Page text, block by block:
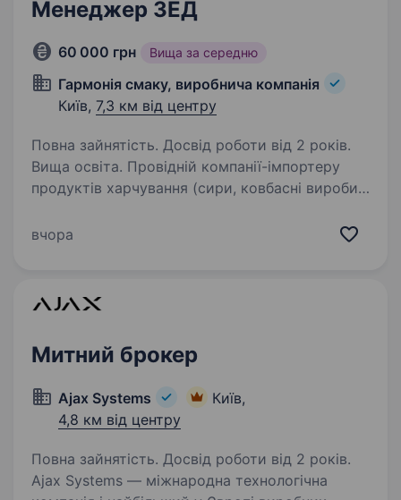
Менеджер ЗЕД
60 000 грн Вища за середню
Гармонія смаку, виробнича компанія
Київ, 7,3 км від центру
Повна зайнятість. Досвід роботи від 2 років.
Вища освіта. Провідній компанії-імпортеру
продуктів харчування (сири, ковбасні вироби,
ЗЕД.Обов’язки: Контроль, формування
вчора
Митний брокер
Ajax Systems
Київ,
4,8 км від центру
Повна зайнятість. Досвід роботи від 2 років.
Ajax Systems — міжнародна технологічна